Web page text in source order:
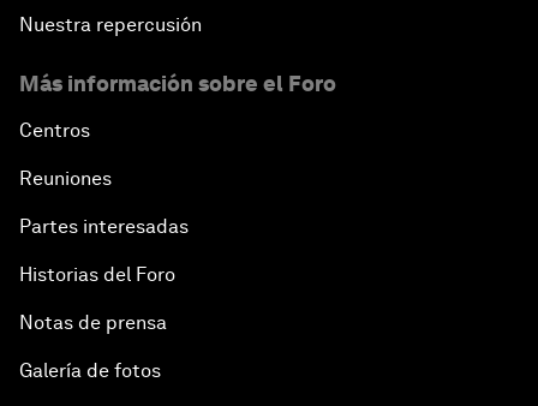
Nuestra repercusión
Más información sobre el Foro
Centros
Reuniones
Partes interesadas
Historias del Foro
Notas de prensa
Galería de fotos